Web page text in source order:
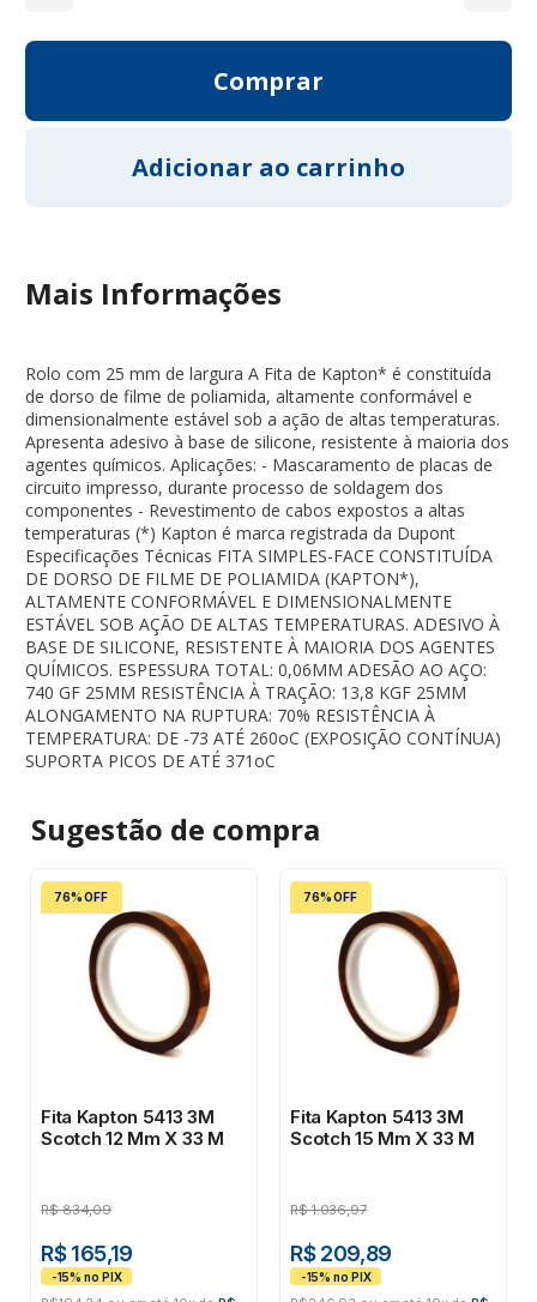
Mais Informações
Rolo com 25 mm de largura A Fita de Kapton* é constituída
de dorso de filme de poliamida, altamente conformável e
dimensionalmente estável sob a ação de altas temperaturas.
Apresenta adesivo à base de silicone, resistente à maioria dos
agentes químicos. Aplicações: - Mascaramento de placas de
circuito impresso, durante processo de soldagem dos
componentes - Revestimento de cabos expostos a altas
temperaturas (*) Kapton é marca registrada da Dupont
Especificações Técnicas FITA SIMPLES-FACE CONSTITUÍDA
DE DORSO DE FILME DE POLIAMIDA (KAPTON*),
ALTAMENTE CONFORMÁVEL E DIMENSIONALMENTE
ESTÁVEL SOB AÇÃO DE ALTAS TEMPERATURAS. ADESIVO À
BASE DE SILICONE, RESISTENTE À MAIORIA DOS AGENTES
QUÍMICOS. ESPESSURA TOTAL: 0,06MM ADESÃO AO AÇO:
740 GF 25MM RESISTÊNCIA À TRAÇÃO: 13,8 KGF 25MM
ALONGAMENTO NA RUPTURA: 70% RESISTÊNCIA À
TEMPERATURA: DE -73 ATÉ 260oC (EXPOSIÇÃO CONTÍNUA)
SUPORTA PICOS DE ATÉ 371oC
Sugestão de compra
76% OFF
Fita Kapton 5413 3M
Scotch 12 Mm X 33 M
R$ 834,09
R$ 165,19
76% OFF
Fita Kapton 5413 3M
Scotch 15 Mm X 33 M
R$ 1.036,97
R$ 209,89